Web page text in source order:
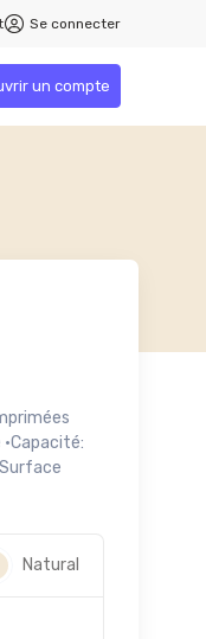
Se connecter
un compte
Natural